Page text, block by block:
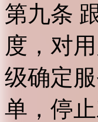
第九条
度，对
级确定
单，停